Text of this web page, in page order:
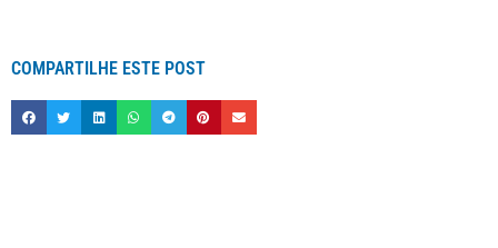
COMPARTILHE ESTE POST